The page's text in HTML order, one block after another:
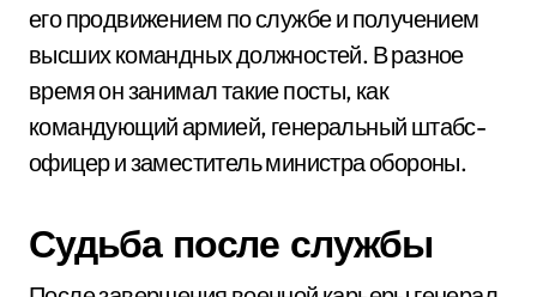
его продвижением по службе и получением
высших командных должностей. В разное
время он занимал такие посты, как
командующий армией, генеральный штабс-
офицер и заместитель министра обороны.
Судьба после службы